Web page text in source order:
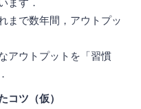
まで数年間，アウトプッ
アウトプットを「習慣
ツ（仮）